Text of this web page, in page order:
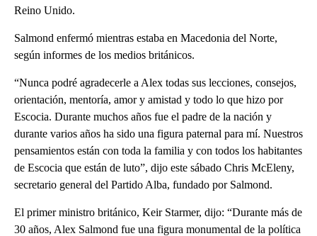
Reino Unido.
Salmond enfermó mientras estaba en Macedonia del Norte,
según informes de los medios británicos.
“Nunca podré agradecerle a Alex todas sus lecciones, consejos,
orientación, mentoría, amor y amistad y todo lo que hizo por
Escocia. Durante muchos años fue el padre de la nación y
durante varios años ha sido una figura paternal para mí. Nuestros
pensamientos están con toda la familia y con todos los habitantes
de Escocia que están de luto”, dijo este sábado Chris McEleny,
secretario general del Partido Alba, fundado por Salmond.
El primer ministro británico, Keir Starmer, dijo: “Durante más de
30 años, Alex Salmond fue una figura monumental de la política